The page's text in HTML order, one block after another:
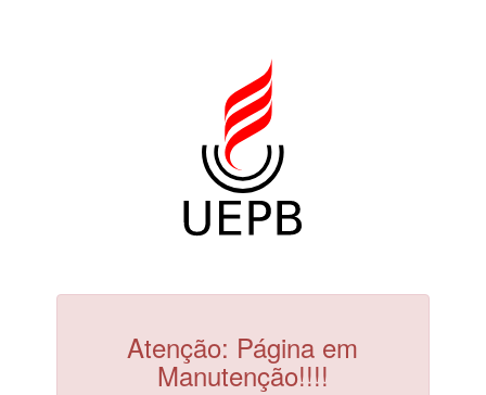
Atenção: Página em
Manutenção!!!!